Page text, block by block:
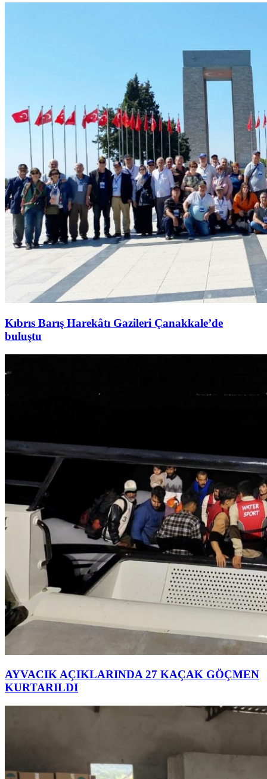
Kıbrıs Barış Harekâtı Gazileri Çanakkale’de
buluştu
AYVACIK AÇIKLARINDA 27 KAÇAK GÖÇMEN
KURTARILDI